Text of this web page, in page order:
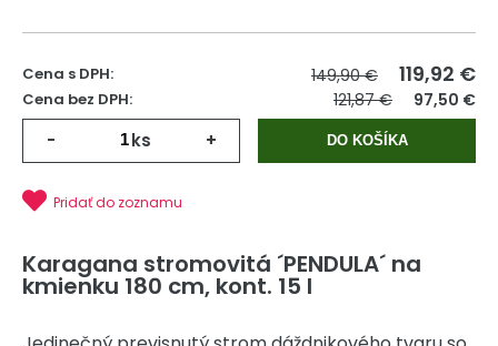
Cena s DPH: 149,90 € 119,92 €
Cena bez DPH: 121,87 € 97,50 €
- ks + DO KOŠÍKA
Pridať do zoznamu
Karagana stromovitá ´PENDULA´ na
kmienku 180 cm, kont. 15 l